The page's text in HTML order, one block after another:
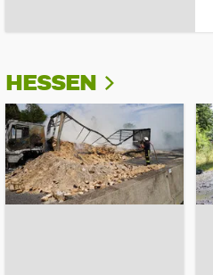
HESSEN